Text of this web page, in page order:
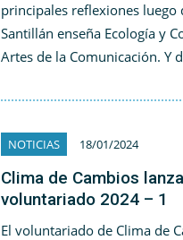
principales reflexiones
Santillán enseña Ecología y
Artes de la Comunicación. Y
NOTICIAS 18/01/2024
Clima de Cambios
voluntariado 2024 – 1
El voluntariado de Clima de